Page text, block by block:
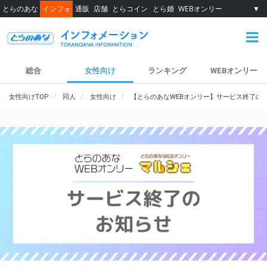
とらのあな インフォ 通販 店舗 とらコイン とら婚 WEBオンリー ▼
総合 女性向け ランキング WEBオンリー
女性向けTOP 同人 女性向け 【とらのあなWEBオンリー】サービス終了の